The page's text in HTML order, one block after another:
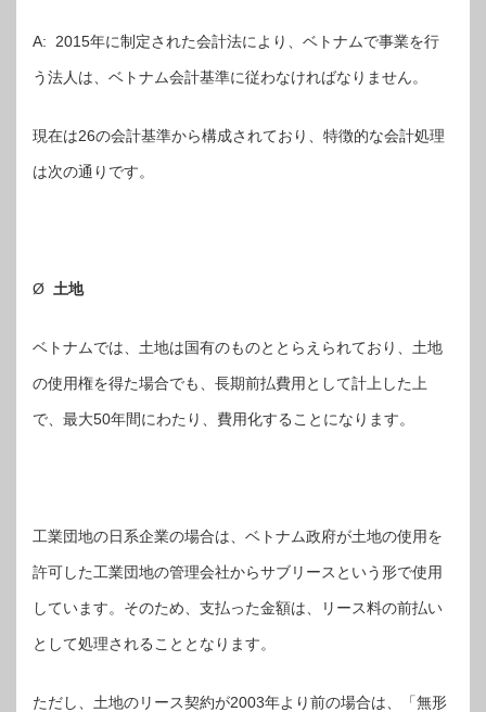
A: 2015年に制定された会計法により、ベトナムで事業を行
う法人は、ベトナム会計基準に従わなければなりません。
現在は26の会計基準から構成されており、特徴的な会計処理
は次の通りです。
Ø 土地
ベトナムでは、土地は国有のものととらえられており、土地
の使用権を得た場合でも、長期前払費用として計上した上
で、最大50年間にわたり、費用化することになります。
工業団地の日系企業の場合は、ベトナム政府が土地の使用を
許可した工業団地の管理会社からサブリースという形で使用
しています。そのため、支払った金額は、リース料の前払い
として処理されることとなります。
ただし、土地のリース契約が2003年より前の場合は、「無形